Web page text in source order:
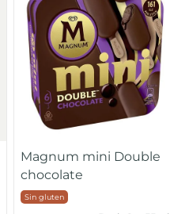
Magnum mini Double
chocolate
Sin gluten